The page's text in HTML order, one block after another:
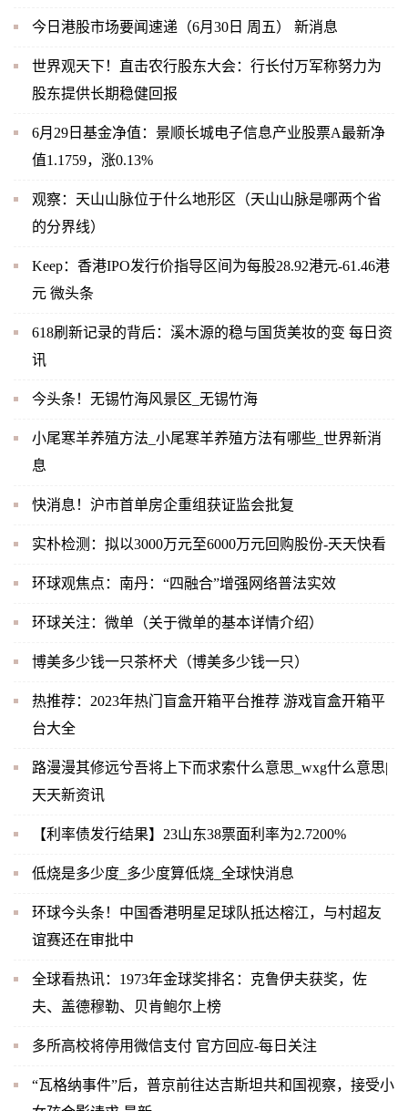
今日港股市场要闻速递（6月30日 周五） 新消息
世界观天下！直击农行股东大会：行长付万军称努力为
股东提供长期稳健回报
6月29日基金净值：景顺长城电子信息产业股票A最新净
值1.1759，涨0.13%
观察：天山山脉位于什么地形区（天山山脉是哪两个省
的分界线）
Keep：香港IPO发行价指导区间为每股28.92港元-61.46港
元 微头条
618刷新记录的背后：溪木源的稳与国货美妆的变 每日资
讯
今头条！无锡竹海风景区_无锡竹海
小尾寒羊养殖方法_小尾寒羊养殖方法有哪些_世界新消
息
快消息！沪市首单房企重组获证监会批复
实朴检测：拟以3000万元至6000万元回购股份-天天快看
环球观焦点：南丹：“四融合”增强网络普法实效
环球关注：微单（关于微单的基本详情介绍）
博美多少钱一只茶杯犬（博美多少钱一只）
热推荐：2023年热门盲盒开箱平台推荐 游戏盲盒开箱平
台大全
路漫漫其修远兮吾将上下而求索什么意思_wxg什么意思|
天天新资讯
【利率债发行结果】23山东38票面利率为2.7200%
低烧是多少度_多少度算低烧_全球快消息
环球今头条！中国香港明星足球队抵达榕江，与村超友
谊赛还在审批中
全球看热讯：1973年金球奖排名：克鲁伊夫获奖，佐
夫、盖德穆勒、贝肯鲍尔上榜
多所高校将停用微信支付 官方回应-每日关注
“瓦格纳事件”后，普京前往达吉斯坦共和国视察，接受小